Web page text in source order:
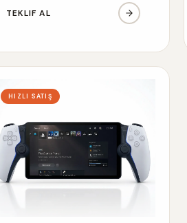
TEKLIF AL
HIZLI SATIŞ